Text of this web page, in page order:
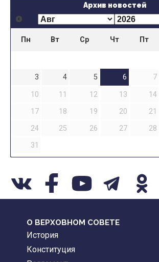
Архив новостей
Пн Вт Ср Чт Пт
3
4 5 6 7
10
11 12 13 14
17
18 19 20 21
24
25 26 27 28
31
О ВЕРХОВНОМ СОВЕТЕ
История
Конституция